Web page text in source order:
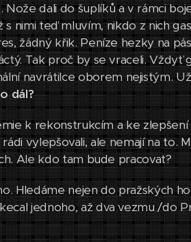
dali do šuplíků a v rámci
s nimi teď mluvím, nikdo z nich
žádný křik. Peníze hezky na
Tak proč by se vraceli. Vždyť
navrátilce oborem nejistým.
dál?
k rekonstrukcím a ke
vylepšovali, ale nemají na to.
Ale kdo tam bude pracovat?
Hledáme nejen do pražských
jednoho, až dva vezmu /do